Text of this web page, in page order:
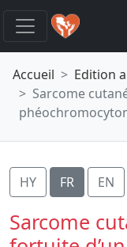
Accueil
Edition
Sarcome
HY FR EN
Sarcome